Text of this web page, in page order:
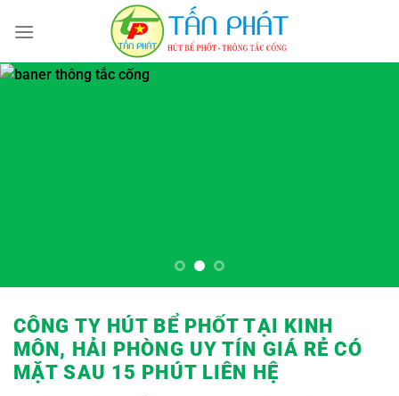
qua
dung
CÔNG TY HÚT BỂ PHỐT TẠI KINH
MÔN, HẢI PHÒNG UY TÍN GIÁ RẺCÓ
MẶT SAU 15 PHÚT LIÊN HỆ